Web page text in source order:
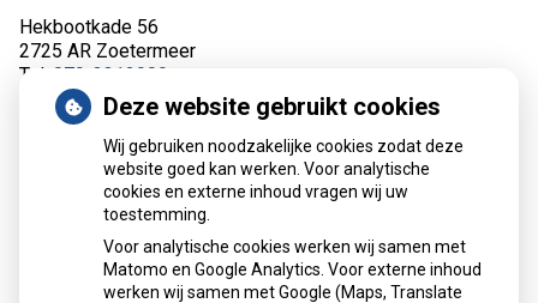
Hekbootkade 56
2725 AR Zoetermeer
Tel: 079-3312900
E-mail:info@apotheekdeleyens.nl
E-mail: (alleen) voor zorgverleners:
apotheekdeleyens@zorgmail.nl
Plattegrond
voor een routebeschrijving met plattegrond.
Deze website gebruikt cookies
Wij gebruiken noodzakelijke cookies zodat deze
website goed kan werken. Voor analytische
cookies en externe inhoud vragen wij uw
toestemming.
Voor analytische cookies werken wij samen met
Matomo en Google Analytics. Voor externe inhoud
werken wij samen met Google (Maps, Translate